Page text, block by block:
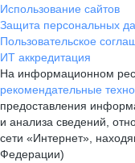
Использование сайтов
Защита персональных
Пользовательское
ИТ аккредитация
На информационном
рекомендательные
предоставления
и анализа сведений,
сети «Интернет»,
Федерации)